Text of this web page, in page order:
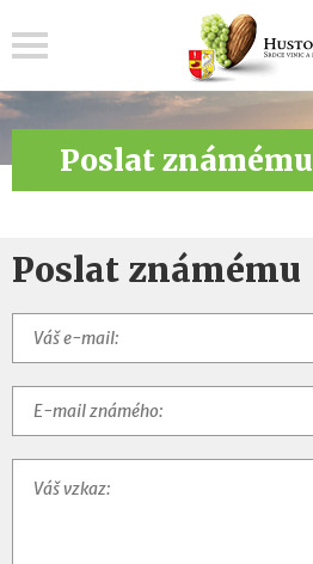
Poslat známému
Poslat známému